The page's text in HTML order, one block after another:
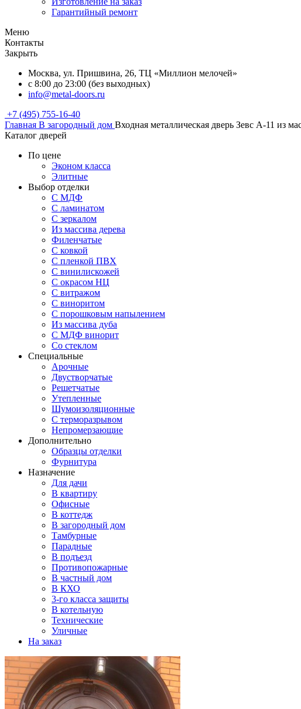
Гарантийный ремонт
Меню
Контакты
Закрыть
Москва, ул. Пришвина, 26, ТЦ «Миллион мелочей»
с 8:00 до 23:00 (без выходных)
info@metal-doors.ru
+7 (495) 755-16-40
Главная В загородный дом Входная металлическая дверь Зевс A-11 из
Каталог дверей
По цене
Эконом класса
Элитные
Выбор отделки
С МДФ
С ламинатом
С зеркалом
Из массива дерева
Филенчатые
С ковкой
С пленкой ПВХ
С винилискожей
С окрасом НЦ
С витражом
С виноритом
С порошковым напылением
Из массива дуба
С МДФ винорит
Со стеклом
Специальные
Арочные
Двустворчатые
Решетчатые
Утепленные
Шумоизоляционные
С терморазрывом
Непромерзающие
Дополнительно
Образцы отделки
Фурнитура
Назначение
Для дачи
В квартиру
Офисные
В коттедж
В загородный дом
Тамбурные
Парадные
В подъезд
Противопожарные
В частный дом
В КХО
3-го класса защиты
В котельную
Технические
Уличные
На заказ